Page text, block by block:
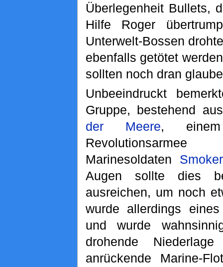
Überlegenheit Bullets,
Hilfe Roger
Unterwelt-Bossen
ebenfalls getötet
sollten noch dran
Unbeeindruckt
Gruppe, bestehend
der Meere,
Marinesoldaten Smoker
Augen sollte dies
ausreichen, um noch
wurde allerdings
und wurde
drohende
anrückende Marine-